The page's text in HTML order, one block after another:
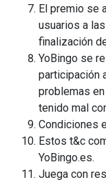
El premio se
usuarios a
finalización
YoBingo se
participación
problemas
tenido mal
Condiciones
Estos t&c
YoBingo.es.
Juega con